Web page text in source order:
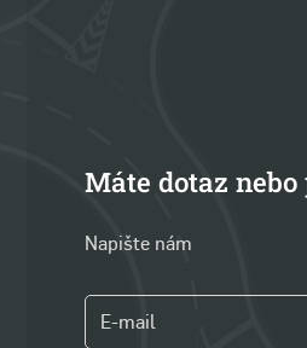
Máte dotaz
Napište nám